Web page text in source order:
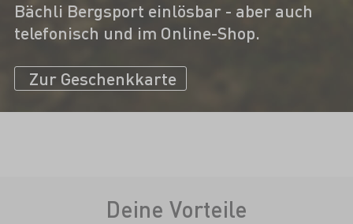
Bächli Bergsport einlösbar - aber auch
telefonisch und im Online-Shop.
Zur Geschenkkarte
Deine Vorteile